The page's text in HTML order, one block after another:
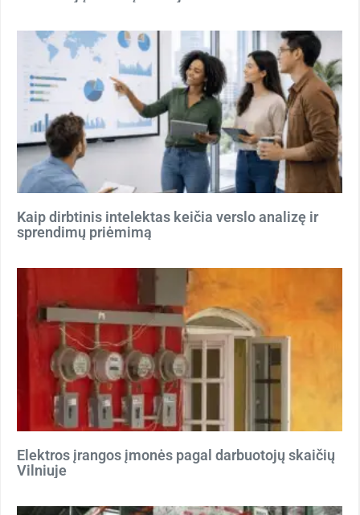
Kaip dirbtinis intelektas keičia verslo analizę ir
sprendimų priėmimą
Elektros įrangos įmonės pagal darbuotojų skaičių
Vilniuje